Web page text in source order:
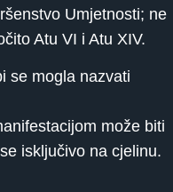
Umjetnosti; ne
Atu VI i Atu XIV.
se mogla nazvati
može biti
isključivo na cjelinu.